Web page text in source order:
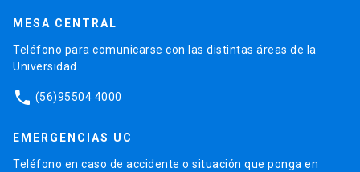
MESA CENTRAL
Teléfono para comunicarse con las distintas áreas de la
Universidad.
phone (56)95504 4000
EMERGENCIAS UC
Teléfono en caso de accidente o situación que ponga en